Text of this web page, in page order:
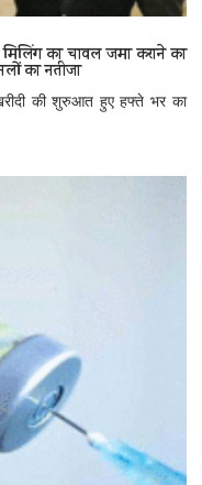
का चावल जमा कराने का
का नतीजा
की शुरुआत हुए हफ्ते भर का